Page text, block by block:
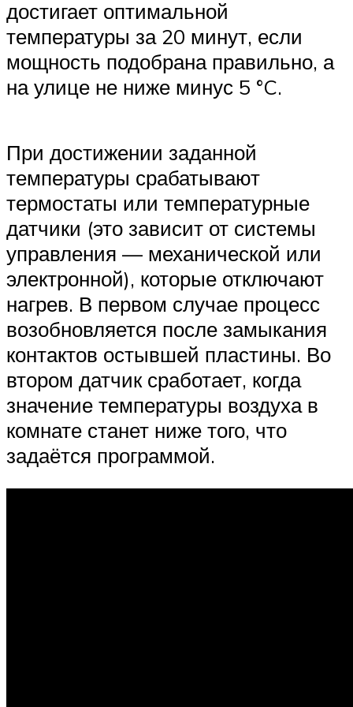
достигает оптимальной
температуры за 20 минут, если
мощность подобрана правильно, а
на улице не ниже минус 5 °C.
При достижении заданной
температуры срабатывают
термостаты или температурные
датчики (это зависит от системы
управления — механической или
электронной), которые отключают
нагрев. В первом случае процесс
возобновляется после замыкания
контактов остывшей пластины. Во
втором датчик сработает, когда
значение температуры воздуха в
комнате станет ниже того, что
задаётся программой.